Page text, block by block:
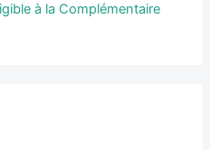
à la Complémentaire